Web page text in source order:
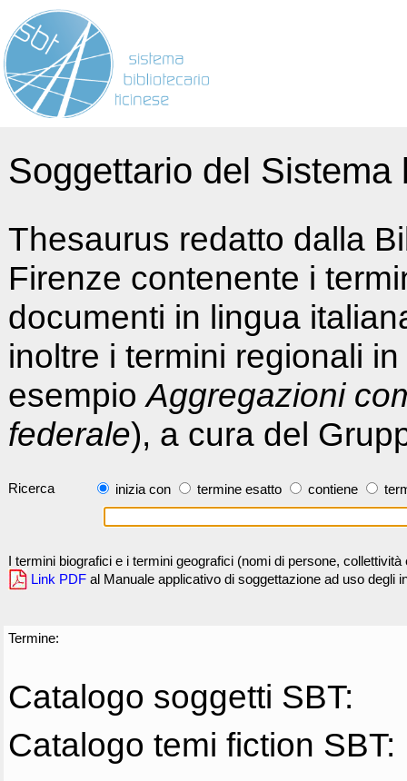
Soggettario del
Thesaurus redatto dalla
Firenze contenente i
documenti in lingua
inoltre i termini regionali
esempioAggregazioni
federale), a cura del
Ricerca inizia con termine esatto contiene
I termini biografici e i termini geografici (nomi di persone,
Link PDF al Manuale applicativo di soggettazione ad uso degli
Termine:
Catalogo soggetti SBT:
Catalogo temi fiction SBT: